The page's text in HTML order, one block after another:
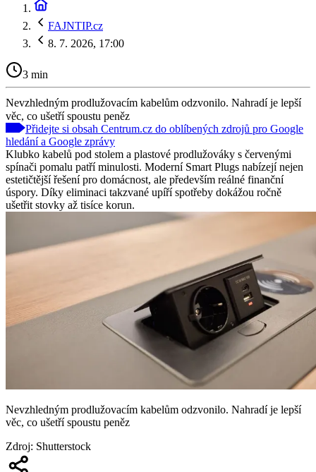
FAJNTIP.cz
8. 7. 2026, 17:00
3 min
Nevzhledným prodlužovacím kabelům odzvonilo. Nahradí je lepší
věc, co ušetří spoustu peněz
Přidejte si obsah Centrum.cz do oblíbených zdrojů pro Google
hledání a Google zprávy
Klubko kabelů pod stolem a plastové prodlužováky s červenými
spínači pomalu patří minulosti. Moderní Smart Plugs nabízejí nejen
estetičtější řešení pro domácnost, ale především reálné finanční
úspory. Díky eliminaci takzvané upíří spotřeby dokážou ročně
ušetřit stovky až tisíce korun.
Nevzhledným prodlužovacím kabelům odzvonilo. Nahradí je lepší
věc, co ušetří spoustu peněz
Zdroj: Shutterstock